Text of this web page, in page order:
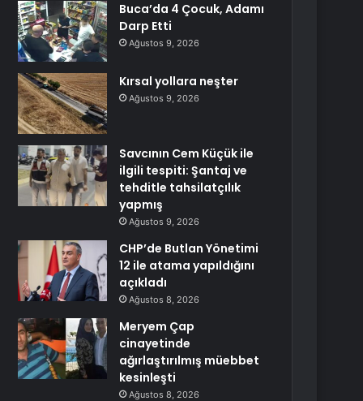
Buca’da 4 Çocuk, Adamı
Darp Etti
Ağustos 9, 2026
Kırsal yollara neşter
Ağustos 9, 2026
Savcının Cem Küçük ile
ilgili tespiti: Şantaj ve
tehditle tahsilatçılık
yapmış
Ağustos 9, 2026
CHP’de Butlan Yönetimi
12 ile atama yapıldığını
açıkladı
Ağustos 8, 2026
Meryem Çap
cinayetinde
ağırlaştırılmış müebbet
kesinleşti
Ağustos 8, 2026